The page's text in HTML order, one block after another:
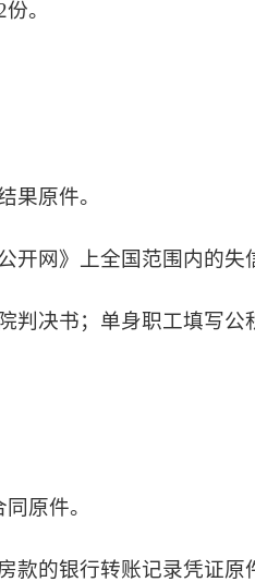
份。
果原件。
网》上全国范围内的失
判决书；单身职工填写公
原件。
款的银行转账记录凭证原